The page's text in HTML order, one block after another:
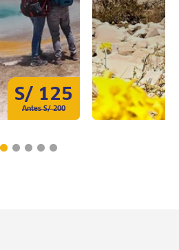
S/ 125
Antes S/ 200